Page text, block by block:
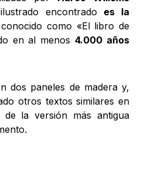
encontrado es la
como «El libro de
en al menos4.000 años
dos paneles de madera y,
otros textos similares en
la versión más antigua